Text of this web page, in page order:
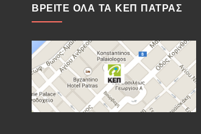
ΒΡΕΙΤΕ ΟΛΑ ΤΑ ΚΕΠ ΠΑΤΡΑΣ